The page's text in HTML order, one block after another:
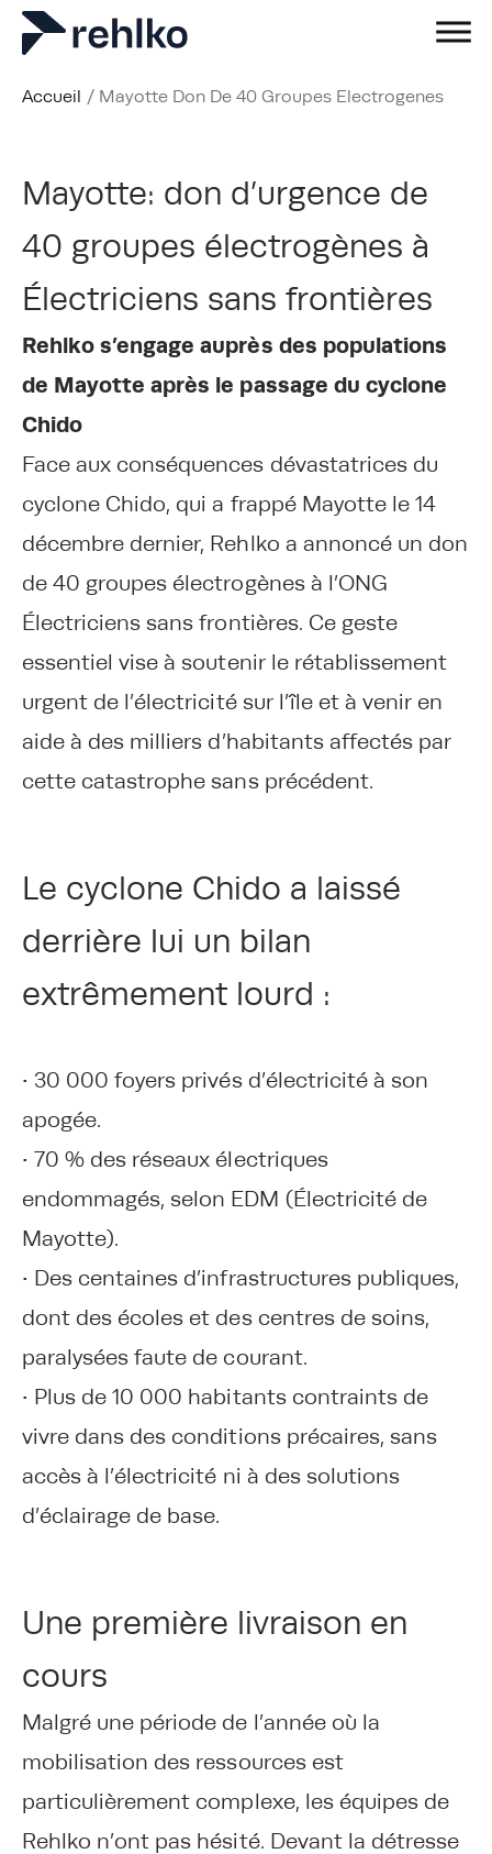
Accueil / Mayotte Don De 40 Groupes Electrogenes
Mayotte: don d’urgence de
40 groupes électrogènes à
Électriciens sans frontières
Rehlko s’engage auprès des populations
de Mayotte après le passage du cyclone
Chido
Face aux conséquences dévastatrices du
cyclone Chido, qui a frappé Mayotte le 14
décembre dernier, Rehlko a annoncé un don
de 40 groupes électrogènes à l’ONG
Électriciens sans frontières. Ce geste
essentiel vise à soutenir le rétablissement
urgent de l’électricité sur l’île et à venir en
aide à des milliers d’habitants affectés par
cette catastrophe sans précédent.
Le cyclone Chido a laissé
derrière lui un bilan
extrêmement lourd :
• 30 000 foyers privés d’électricité à son
apogée.
• 70 % des réseaux électriques
endommagés, selon EDM (Électricité de
Mayotte).
• Des centaines d’infrastructures publiques,
dont des écoles et des centres de soins,
paralysées faute de courant.
• Plus de 10 000 habitants contraints de
vivre dans des conditions précaires, sans
accès à l’électricité ni à des solutions
d’éclairage de base.
Une première livraison en
cours
Malgré une période de l’année où la
mobilisation des ressources est
particulièrement complexe, les équipes de
Rehlko n’ont pas hésité. Devant la détresse